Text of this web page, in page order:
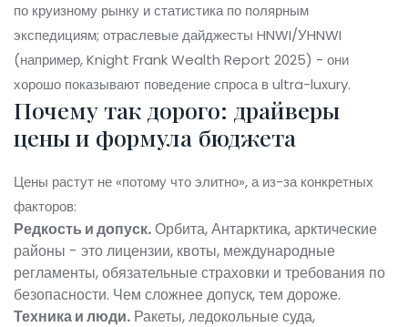
по круизному рынку и статистика по полярным
экспедициям; отраслевые дайджесты HNWI/УHNWI
(например, Knight Frank Wealth Report 2025) - они
хорошо показывают поведение спроса в ultra-luxury.
Почему так дорого: драйверы
цены и формула бюджета
Цены растут не «потому что элитно», а из-за конкретных
факторов:
Редкость и допуск.Орбита, Антарктика, арктические
районы - это лицензии, квоты, международные
регламенты, обязательные страховки и требования по
безопасности. Чем сложнее допуск, тем дороже.
Техника и люди. Ракеты, ледокольные суда,